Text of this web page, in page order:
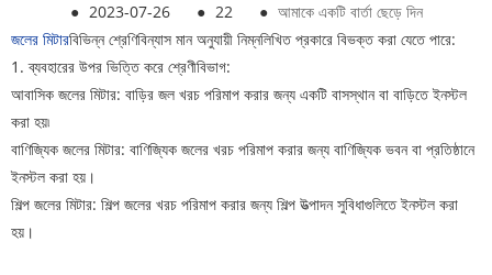
● 2023-07-26 ● 22 ● আমাকে একটি বার্তা ছেড়ে দিন
জলের মিটারবিভিন্ন শ্রেণিবিন্যাস মান অনুযায়ী নিম্নলিখিত প্রকারে বিভক্ত করা যেতে পারে:
1. ব্যবহারের উপর ভিত্তি করে শ্রেণীবিভাগ:
আবাসিক জলের মিটার: বাড়ির জল খরচ পরিমাপ করার জন্য একটি বাসস্থান বা বাড়িতে ইনস্টল
করা হয়৷
বাণিজ্যিক জলের মিটার: বাণিজ্যিক জলের খরচ পরিমাপ করার জন্য বাণিজ্যিক ভবন বা প্রতিষ্ঠানে
ইনস্টল করা হয়।
শিল্প জলের মিটার: শিল্প জলের খরচ পরিমাপ করার জন্য শিল্প উত্পাদন সুবিধাগুলিতে ইনস্টল করা
হয়।